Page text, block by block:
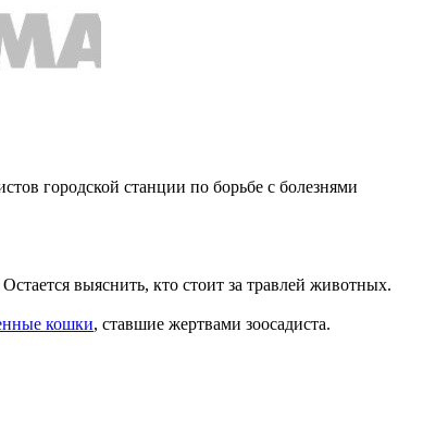
городской станции по борьбе с болезнями
выяснить, кто стоит за травлей животных.
кошки, ставшие жертвами зоосадиста.